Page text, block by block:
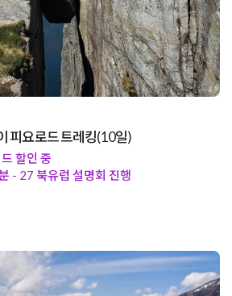
피요로드 트레킹(10일)
할인 중
- 27 북유럽 설명회 진행